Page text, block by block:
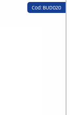
Cod: BUD020